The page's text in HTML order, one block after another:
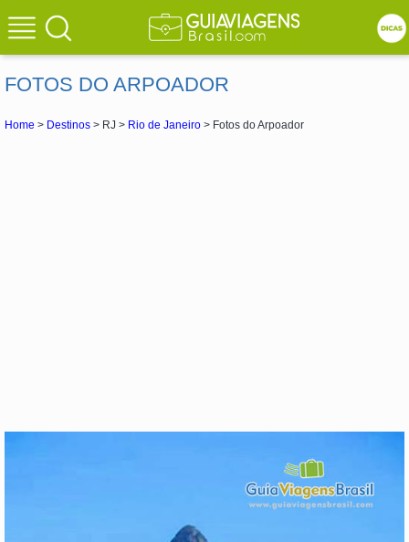
FOTOS DO ARPOADOR
Home > Destinos > RJ > Rio de Janeiro > Fotos do Arpoador